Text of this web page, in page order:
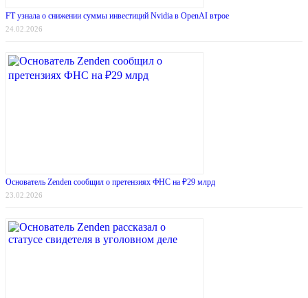
FT узнала о снижении суммы инвестиций Nvidia в OpenAI втрое
24.02.2026
Основатель Zenden сообщил о претензиях ФНС на ₽29 млрд
23.02.2026